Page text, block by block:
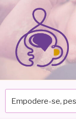
Pular
para
conteúdo
pesquise